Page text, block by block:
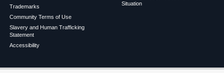
Trademarks
Community Terms of Use
Slavery and Human Trafficking
Statement
Accessibility
Situation